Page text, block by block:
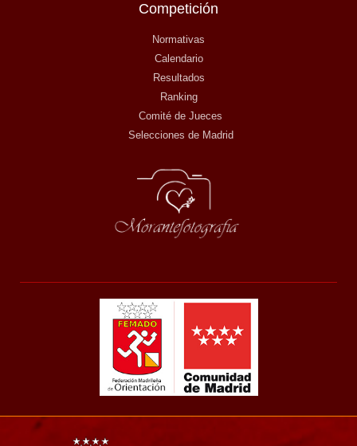
Competición
Normativas
Calendario
Resultados
Ranking
Comité de Jueces
Selecciones de Madrid